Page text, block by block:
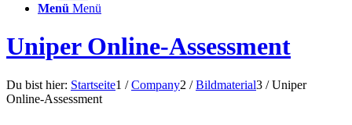
Menü Menü
Uniper Online-Assessment
Du bist hier: Startseite1 / Company2 / Bildmaterial3 / Uniper
Online-Assessment